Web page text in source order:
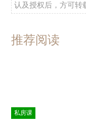
认及授权后，方可转
推荐阅读
私房课